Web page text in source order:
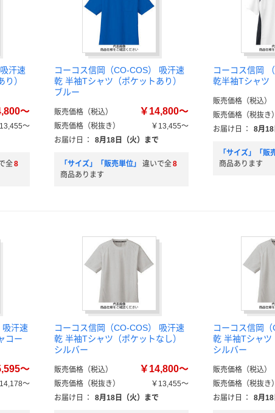
汗速
）
～
～
全8
コーコス信岡（CO-COS） 吸汗速
乾 半袖Tシャツ（ポケットあり）
ブルー
販売価格（税込） ￥14,800～
販売価格（税抜き）
￥13,455～
お届け日
： 8月18日（火）まで
「サイズ」「販売単位」 違いで全8
商品あります
コーコス信岡
乾半袖Tシャツ
販売価格（税込）
販売価格（税抜き）
お届け日
： 8月18
「サイズ」「販
商品あります
吸汗速
コー
～
～
コーコス信岡（CO-COS） 吸汗速
乾 半袖Tシャツ（ポケットなし）
シルバー
販売価格（税込） ￥14,800～
販売価格（税抜き）
￥13,455～
お届け日
： 8月18日（火）まで
コーコス信岡
乾 半袖Tシャツ
シルバー
販売価格（税込）
販売価格（税抜き）
お届け日
： 8月18